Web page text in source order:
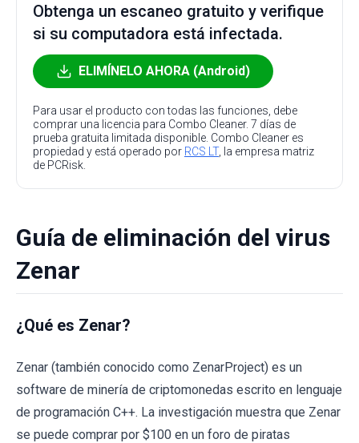
Obtenga un escaneo gratuito y verifique
si su computadora está infectada.
ELIMÍNELO AHORA (Android)
Para usar el producto con todas las funciones, debe
comprar una licencia para Combo Cleaner. 7 días de
prueba gratuita limitada disponible. Combo Cleaner es
propiedad y está operado por RCS LT, la empresa matriz
de PCRisk.
Guía de eliminación del virus
Zenar
¿Qué es Zenar?
Zenar (también conocido como ZenarProject) es un
software de minería de criptomonedas escrito en lenguaje
de programación C++. La investigación muestra que Zenar
se puede comprar por $100 en un foro de piratas